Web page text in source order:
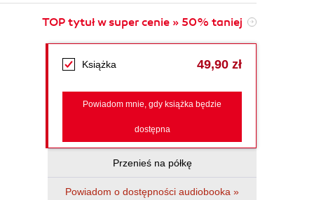
TOP tytuł w super cenie » 50% taniej
Książka 49,90 zł
Powiadom mnie, gdy książka będzie
dostępna
Przenieś na półkę
Powiadom o dostępności audiobooka »